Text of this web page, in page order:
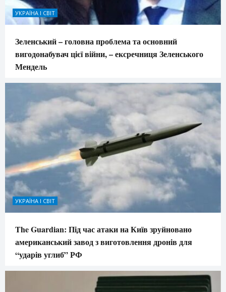
УКРАЇНА І СВІТ
Зеленський – головна проблема та основний
вигодонабувач цієї війни, – ексречниця Зеленського
Мендель
УКРАЇНА І СВІТ
The Guardian: Під час атаки на Київ зруйновано
американський завод з виготовлення дронів для
“ударів углиб” РФ